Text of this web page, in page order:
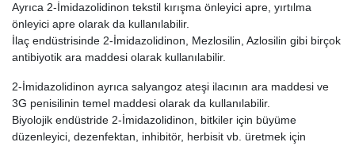
Ayrıca 2-İmidazolidinon tekstil kırışma önleyici apre, yırtılma
önleyici apre olarak da kullanılabilir.
İlaç endüstrisinde 2-İmidazolidinon, Mezlosilin, Azlosilin gibi birçok
antibiyotik ara maddesi olarak kullanılabilir.
2-İmidazolidinon ayrıca salyangoz ateşi ilacının ara maddesi ve
3G penisilinin temel maddesi olarak da kullanılabilir.
Biyolojik endüstride 2-İmidazolidinon, bitkiler için büyüme
düzenleyici, dezenfektan, inhibitör, herbisit vb. üretmek için